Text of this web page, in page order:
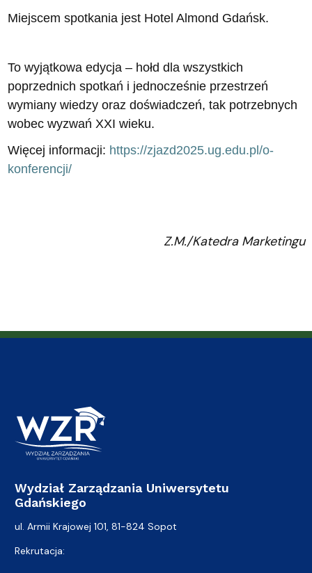
Miejscem spotkania jest Hotel Almond Gdańsk.
To wyjątkowa edycja – hołd dla wszystkich
poprzednich spotkań i jednocześnie przestrzeń
wymiany wiedzy oraz doświadczeń, tak potrzebnych
wobec wyzwań XXI wieku.
Więcej informacji: https://zjazd2025.ug.edu.pl/o-
konferencji/
Z.M./Katedra Marketingu
Wydział Zarządzania Uniwersytetu
Gdańskiego
ul. Armii Krajowej 101, 81-824 Sopot
Rekrutacja: